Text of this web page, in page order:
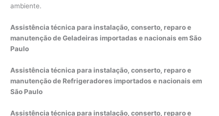
ambiente.
Assistência técnica para instalação, conserto, reparo e
manutenção de Geladeiras importadas e nacionais em São
Paulo
Assistência técnica para instalação, conserto, reparo e
manutenção de Refrigeradores importados e nacionais em
São Paulo
Assistência técnica para instalação, conserto, reparo e